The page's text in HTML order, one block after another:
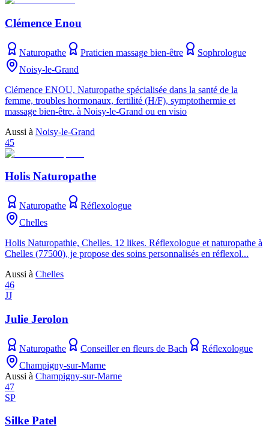
Clémence Enou
Naturopathe Praticien massage bien-être
Sophrologue
Noisy-le-Grand
Clémence ENOU, Naturopathe spécialisée dans la santé de la
femme, troubles hormonaux, fertilité (H/F), symptothermie et
massage bien-être. à Noisy-le-Grand ou en visio
Aussi à Noisy-le-Grand
45
Holis Naturopathe
Naturopathe
Réflexologue
Chelles
Holis Naturopathie, Chelles. 12 likes. Réflexologue et naturopathe à
Chelles (77500), je propose des soins personnalisés en réflexol...
Aussi à Chelles
46
JJ
Julie Jerolon
Naturopathe Conseiller en fleurs de Bach
Réflexologue
Champigny-sur-Marne
Aussi à Champigny-sur-Marne
47
SP
Silke Patel